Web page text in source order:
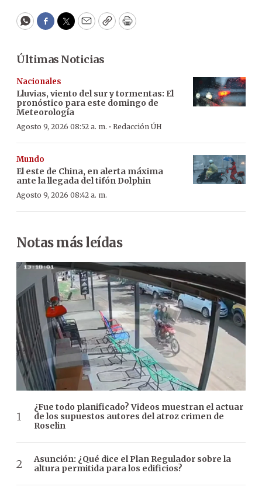
WhatsApp
Facebook
Twitter
EmailCopyPrint
Últimas Noticias
Nacionales
Lluvias, viento del sur y tormentas: El
pronóstico para este domingo de
Meteorología
Agosto 9, 2026 08:52 a. m. · Redacción ÚH
Mundo
El este de China, en alerta máxima
ante la llegada del tifón Dolphin
Agosto 9, 2026 08:42 a. m.
Notas más leídas
¿Fue todo planificado? Videos muestran el actuar
de los supuestos autores del atroz crimen de
Roselin
Asunción: ¿Qué dice el Plan Regulador sobre la
altura permitida para los edificios?